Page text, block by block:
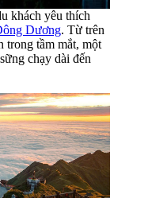
khách yêu thích
Dương. Từ trên
trong tầm mắt, một
chạy dài đến